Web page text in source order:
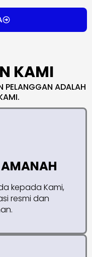
KAMI
PELANGGAN ADALAH
AMANAH
kepada Kami,
resmi dan